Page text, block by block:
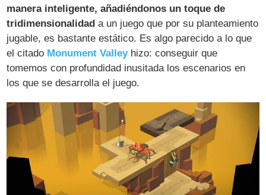
manera inteligente, añadiéndonos un toque de
tridimensionalidad a un juego que por su planteamiento
jugable, es bastante estático. Es algo parecido a lo que
el citado Monument Valleyhizo: conseguir que
tomemos con profundidad inusitada los escenarios en
los que se desarrolla el juego.